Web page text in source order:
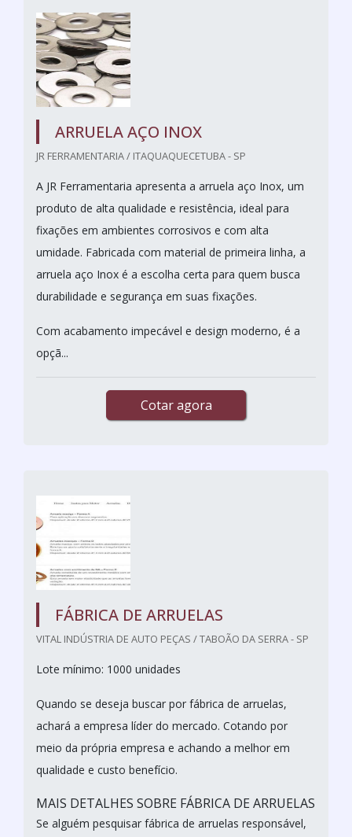
ARRUELA AÇO INOX
JR FERRAMENTARIA / ITAQUAQUECETUBA - SP
A JR Ferramentaria apresenta a arruela aço Inox, um
produto de alta qualidade e resistência, ideal para
fixações em ambientes corrosivos e com alta
umidade. Fabricada com material de primeira linha, a
arruela aço Inox é a escolha certa para quem busca
durabilidade e segurança em suas fixações.
Com acabamento impecável e design moderno, é a
opçã...
Cotar agora
FÁBRICA DE ARRUELAS
VITAL INDÚSTRIA DE AUTO PEÇAS / TABOÃO DA SERRA - SP
Lote mínimo: 1000 unidades
Quando se deseja buscar por fábrica de arruelas,
achará a empresa líder do mercado. Cotando por
meio da própria empresa e achando a melhor em
qualidade e custo benefício.
MAIS DETALHES SOBRE FÁBRICA DE ARRUELAS
Se alguém pesquisar fábrica de arruelas responsável,